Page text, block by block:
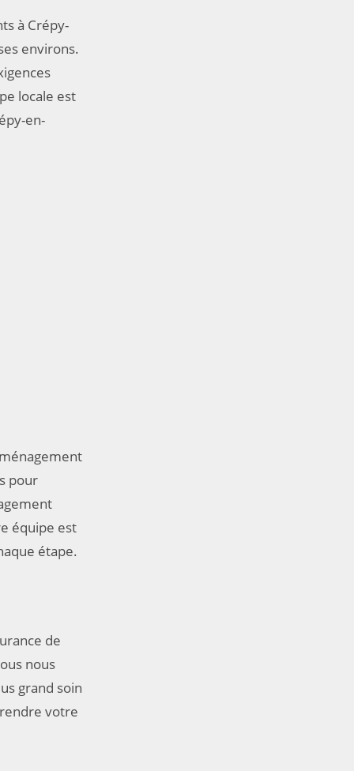
à Crépy-
environs.
locale est
en-
pour
équipe est
étape.
de
nous
grand soin
votre